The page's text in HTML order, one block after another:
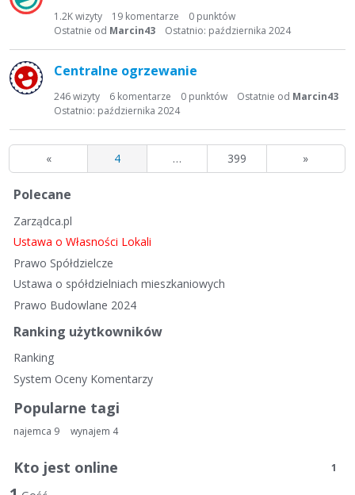
1.2Kwizyty 19 komentarze 0 punktów
Ostatnie od Marcin43 Ostatnio: października 2024
Centralne ogrzewanie
246wizyty 6 komentarze 0 punktów Ostatnie od Marcin43
Ostatnio: października 2024
« 4 … 399 »
S
y
b
k
k
Polecane
Zarządca.pl
Ustawa o Własności Lokali
Prawo Spółdzielcze
Ustawa o spółdzielniach mieszkaniowych
Prawo Budowlane 2024
Ranking użytkowników
Ranking
System Oceny Komentarzy
Popularne tagi
najemca 9 wynajem 4
Kto jest online 1